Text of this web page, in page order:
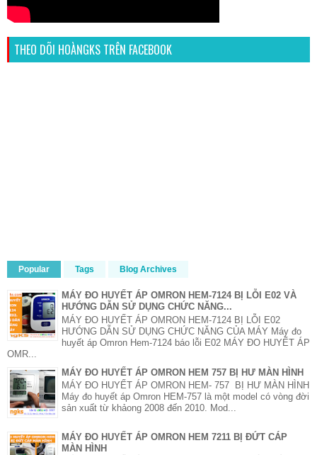
THEO DÕI HOÀNGKS TRÊN FACEBOOK
Popular Tags Blog Archives
MÁY ĐO HUYẾT ÁP OMRON HEM-7124 BỊ LỖI E02 VÀ
HƯỚNG DẪN SỬ DỤNG CHỨC NĂNG...
MÁY ĐO HUYẾT ÁP OMRON HEM-7124 BỊ LỖI E02
HƯỚNG DẪN SỬ DỤNG CHỨC NĂNG CỦA MÁY Máy đo
huyết áp Omron Hem-7124 báo lỗi E02 MÁY ĐO HUYẾT ÁP
OMR...
MÁY ĐO HUYẾT ÁP OMRON HEM 757 BỊ HƯ MÀN HÌNH
MÁY ĐO HUYẾT ÁP OMRON HEM- 757 BỊ HƯ MÀN HÌNH
Máy đo huyết áp Omron HEM-757 là một model có vòng đời
sản xuất từ khảong 2008 đến 2010. Mod...
MÁY ĐO HUYẾT ÁP OMRON HEM 7211 BỊ ĐỨT CÁP
MÀN HÌNH